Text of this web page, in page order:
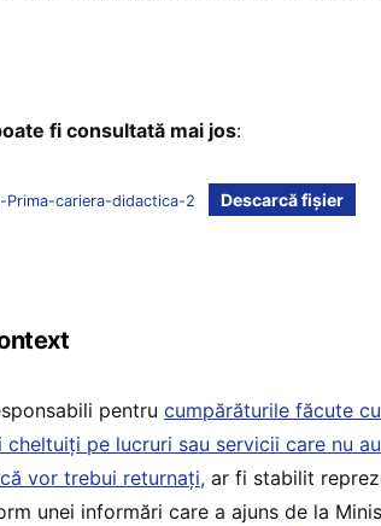
fi consultată mai jos:
cariera-didactica-2 Descarcă fișier
pentru cumpărăturile făcute
pe lucruri sau servicii care nu
vor trebui returnați, ar fi stabilit
unei informări care a ajuns de la